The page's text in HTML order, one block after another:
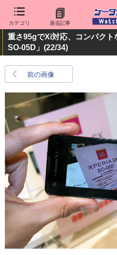
カテゴリ 過去記事
重さ95gでXi対応、コンパク
SO-05D」 (22/34)
前の画像